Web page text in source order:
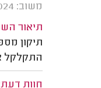
משוב: 25/08/2024
תיאור
תיקון
התקלקל
חוות